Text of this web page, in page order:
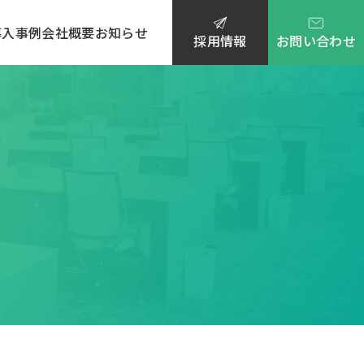
事例会社概要お知らせ 採用情報 お問い合わせ